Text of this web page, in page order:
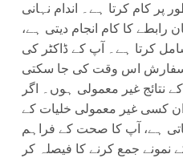
پر کام کرتا ہے۔ اندام نہانی
رابطے کا کام انجام دیتی ہے،
کرتا ہے۔ آپ کے ڈاکٹر کی
اس وقت کی جا سکتی
نتائج غیر معمولی ہوں۔ اگر
کسی غیر معمولی خلیات کے
ہے، آپ کا صحت کے فراہم
نمونے جمع کرنے کا فیصلہ کر